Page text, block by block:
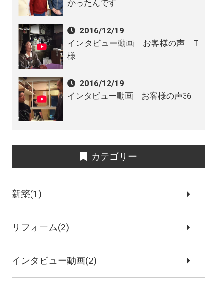
かったんです
2016/12/19
インタビュー動画 お客様の声 T
様
2016/12/19
インタビュー動画 お客様の声36
カテゴリー
新築(1)
リフォーム(2)
インタビュー動画(2)